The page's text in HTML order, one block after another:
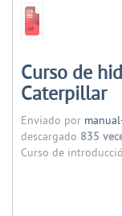
Curso de
Caterpillar
Enviado por
descargado 835
Curso de